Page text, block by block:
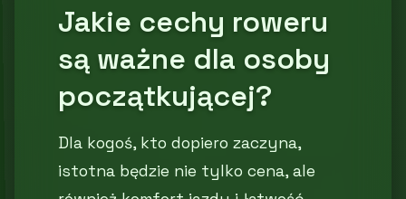
Jakie cechy roweru
są ważne dla osoby
początkującej?
Dla kogoś, kto dopiero zaczyna,
istotna będzie nie tylko cena, ale